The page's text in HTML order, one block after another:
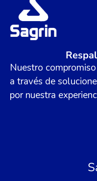
Nuestro
a través de
por nuestra